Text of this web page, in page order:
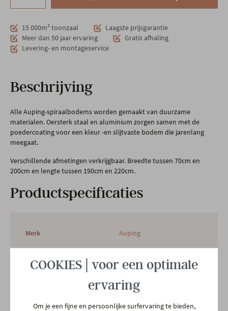
15 000m² toonzaal
Laagste prijsgarantie
Meer dan 50 jaar ervaring
Gratis afhaling
Levering- en montageservice
Beschrijving
Alle Auping-spiraalbodems worden gemaakt van duurzame
materialen. Oersterk staal en aluminium zorgen samen met de
poedercoating voor een kleur -en slijtvaste bodem die jarenlang
meegaat.
Verschillende afmetingen verkrijgbaar. Breedte tussen 70cm en
200cm en lengte tussen 190cm en 220cm.
Productspecificaties
Merk Auping
Afmetingen B 140 x D 200 CM
5 jaar
COOKIES | voor een optimale
ervaring
Om je een fijne en persoonlijke surfervaring te bieden,